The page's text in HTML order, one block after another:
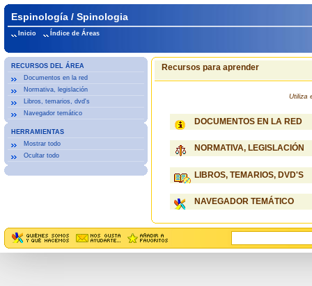
Espinología / Spinologia
Inicio Índice de Áreas
RECURSOS DEL ÁREA
Documentos en la red
Normativa, legislación
Libros, temarios, dvd's
Navegador temático
HERRAMIENTAS
Mostrar todo
Ocultar todo
Recursos para aprender
Utiliza
DOCUMENTOS EN LA RED
NORMATIVA, LEGISLACIÓN
LIBROS, TEMARIOS, DVD'S
NAVEGADOR TEMÁTICO